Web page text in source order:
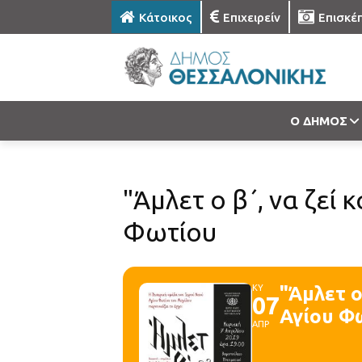
Κάτοικος Επιχειρείν
Ο ΔΗΜΟΣ
"Άμλετ ο β΄, να ζεί
Φωτίου
ΚΥ
07
ΑΠΡ
"Άμλετ
Αγίου